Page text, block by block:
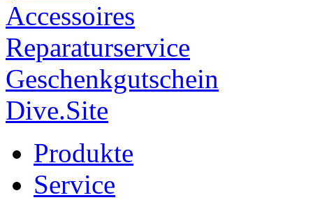
Accessoires
Reparaturservice
Geschenkgutschein
Dive.Site
Produkte
Service